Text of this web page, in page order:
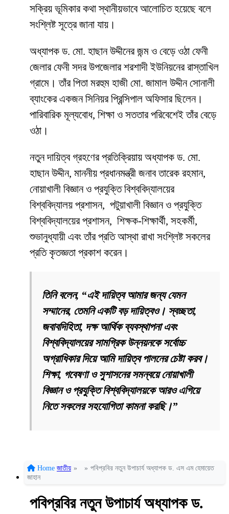
সক্রিয় ভূমিকার কথা স্থানীয়ভাবে আলোচিত হয়েছে বলে
সংশ্লিষ্ট সূত্রে জানা যায়।
অধ্যাপক ড. মো. হাছান উদ্দীনের জন্ম ও বেড়ে ওঠা ফেনী
জেলার ফেনী সদর উপজেলার শরশাদী ইউনিয়নের রাস্তাখিল
গ্রামে। তাঁর পিতা মরহুম হাজী মো. জামাল উদ্দীন সোনালী
ব্যাংকের একজন সিনিয়র প্রিন্সিপাল অফিসার ছিলেন।
পারিবারিক মূল্যবোধ, শিক্ষা ও সততার পরিবেশেই তাঁর বেড়ে
ওঠা।
নতুন দায়িত্ব গ্রহণের প্রতিক্রিয়ায় অধ্যাপক ড. মো.
হাছান উদ্দীন, মাননীয় প্রধানমন্ত্রী জনাব তারেক রহমান,
নোয়াখালী বিজ্ঞান ও প্রযুক্তি বিশ্ববিদ্যালয়ের
বিশ্ববিদ্যালয় প্রশাসন, পটুয়াখালী বিজ্ঞান ও প্রযুক্তি
বিশ্ববিদ্যালয়ের প্রশাসন, শিক্ষক-শিক্ষার্থী, সহকর্মী,
শুভানুধ্যায়ী এবং তাঁর প্রতি আস্থা রাখা সংশ্লিষ্ট সকলের
প্রতি কৃতজ্ঞতা প্রকাশ করেন।
তিনি বলেন, “এই দায়িত্ব আমার জন্য যেমন
সম্মানের, তেমনি একটি বড় দায়িত্বও। স্বচ্ছতা,
জবাবদিহিতা, দক্ষ আর্থিক ব্যবস্থাপনা এবং
বিশ্ববিদ্যালয়ের সামগ্রিক উন্নয়নকে সর্বোচ্চ
অগ্রাধিকার দিয়ে আমি দায়িত্ব পালনের চেষ্টা করব।
শিক্ষা, গবেষণা ও সুশাসনের সমন্বয়ে নোয়াখালী
বিজ্ঞান ও প্রযুক্তি বিশ্ববিদ্যালয়কে আরও এগিয়ে
নিতে সকলের সহযোগিতা কামনা করছি।”
Home জাতীয় » » পবিপ্রবির নতুন উপাচার্য অধ্যাপক ড. এস এম হেমায়েত
জাহান
পবিপ্রবির নতুন উপাচার্য অধ্যাপক ড.